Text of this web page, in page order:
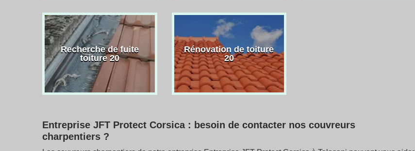
Recherche de fuite
toiture 20
Rénovation de toiture
20
Entreprise JFT Protect Corsica : besoin de contacter nos couvreurs
charpentiers ?